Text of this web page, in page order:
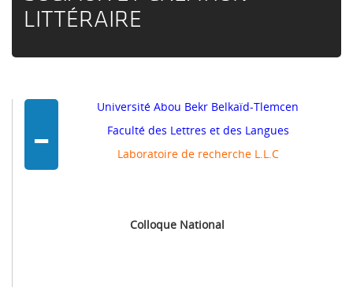
LITTÉRAIRE
-
Université Abou Bekr Belkaïd-Tlemcen
Faculté des Lettres et des Langues
Laboratoire de recherche L.L.C
Colloque National